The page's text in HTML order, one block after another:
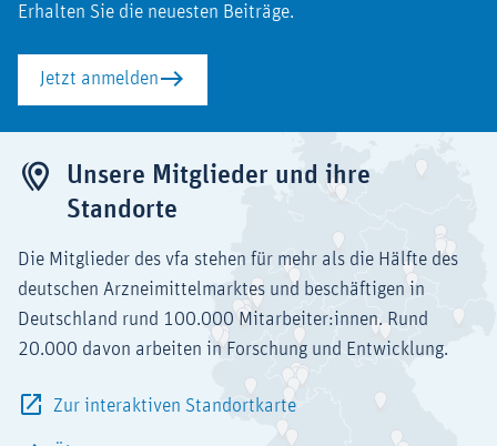
Erhalten Sie die neuesten Beiträge.
Jetzt anmelden
Unsere Mitglieder und ihre
Standorte
Die Mitglieder des vfa stehen für mehr als die Hälfte des
deutschen Arzneimittelmarktes und beschäftigen in
Deutschland rund 100.000 Mitarbeiter:innen. Rund
20.000 davon arbeiten in Forschung und Entwicklung.
Zur interaktiven Standortkarte